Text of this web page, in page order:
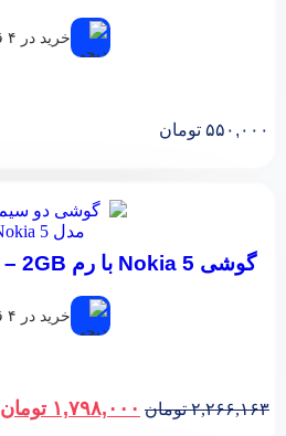
خرید در ۴ قسط
۵۵۰,۰۰۰ تومان
گوشی Nokia 5 با رم 2GB – حافظه داخلی 16GB
خرید در ۴ قسط
۲,۲۶۶,۱۶۳ تومان ۱,۷۹۸,۰۰۰ تومان